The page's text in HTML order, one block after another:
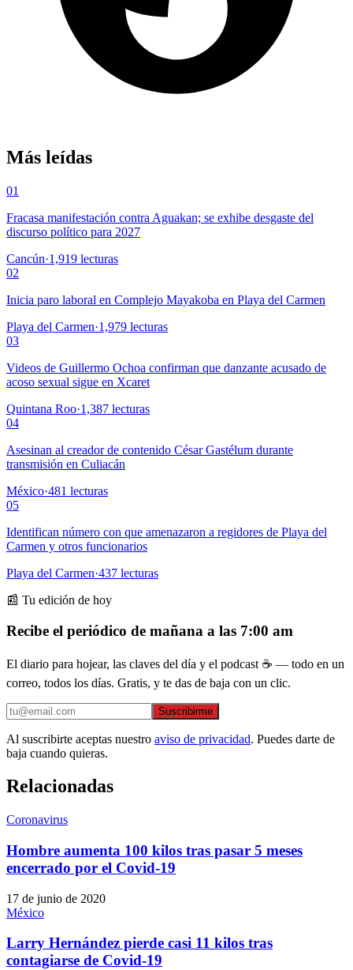
Más leídas
01
Fracasa manifestación contra Aguakan; se exhibe desgaste del
discurso político para 2027
Cancún·1,919 lecturas
02
Inicia paro laboral en Complejo Mayakoba en Playa del Carmen
Playa del Carmen·1,979 lecturas
03
Videos de Guillermo Ochoa confirman que danzante acusado de
acoso sexual sigue en Xcaret
Quintana Roo·1,387 lecturas
04
Asesinan al creador de contenido César Gastélum durante
transmisión en Culiacán
México·481 lecturas
05
Identifican número con que amenazaron a regidores de Playa del
Carmen y otros funcionarios
Playa del Carmen·437 lecturas
📰 Tu edición de hoy
Recibe el periódico de mañana a las 7:00 am
El diario para hojear, las claves del día y el podcast ☕ — todo en un
correo, todos los días. Gratis, y te das de baja con un clic.
Suscribirme
Al suscribirte aceptas nuestro aviso de privacidad. Puedes darte de
baja cuando quieras.
Relacionadas
Coronavirus
Hombre aumenta 100 kilos tras pasar 5 meses
encerrado por el Covid-19
17 de junio de 2020
México
Larry Hernández pierde casi 11 kilos tras
contagiarse de Covid-19